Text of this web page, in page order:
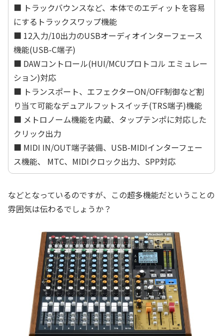
■ トラックバウンスなど、本体でのエディットを容易
にするトラックスワップ機能
■ 12入力/10出力のUSBオーディオインターフェース
機能(USB-C端子)
■ DAWコントロール(HUI/MCUプロトコル エミュレー
ション)対応
■ トランスポート、エフェクターON/OFF制御など割
り当て可能なデュアルフットスイッチ(TRS端子)機能
■ メトロノーム機能を内蔵、タップテンポに対応した
クリック出力
■ MIDI IN/OUT端子装備、USB-MIDIインターフェー
ス機能、 MTC、MIDIクロック出力、SPP対応
などとなっているのですが、この超多機能だということの
雰囲気は伝わるでしょうか？